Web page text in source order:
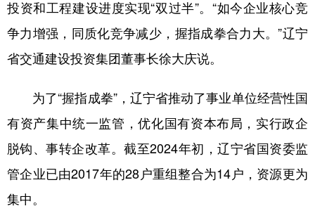
投资和工程建设进度实现“双过半”。“如今企业核心竞
争力增强，同质化竞争减少，握指成拳合力大。”辽宁
省交通建设投资集团董事长徐大庆说。
为了“握指成拳”，辽宁省推动了事业单位经营性国
有资产集中统一监管，优化国有资本布局，实行政企
脱钩、事转企改革。截至2024年初，辽宁省国资委监
管企业已由2017年的28户重组整合为14户，资源更为
集中。